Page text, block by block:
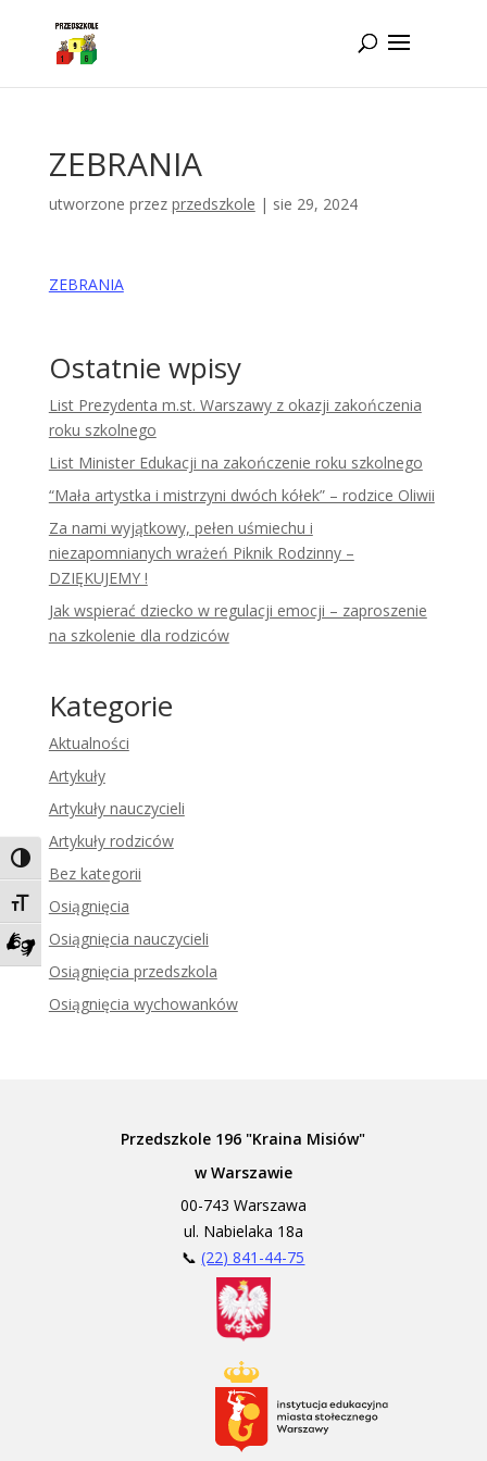
Toggle High Contrast
Toggle Font size
Zadzwoń do tłumacza języka migowego
ZEBRANIA
utworzone przez przedszkole | sie 29, 2024
ZEBRANIA
Ostatnie wpisy
List Prezydenta m.st. Warszawy z okazji zakończenia
roku szkolnego
List Minister Edukacji na zakończenie roku szkolnego
“Mała artystka i mistrzyni dwóch kółek” – rodzice Oliwii
Za nami wyjątkowy, pełen uśmiechu i
niezapomnianych wrażeń Piknik Rodzinny –
DZIĘKUJEMY !
Jak wspierać dziecko w regulacji emocji – zaproszenie
na szkolenie dla rodziców
Kategorie
Aktualności
Artykuły
Artykuły nauczycieli
Artykuły rodziców
Bez kategorii
Osiągnięcia
Osiągnięcia nauczycieli
Osiągnięcia przedszkola
Osiągnięcia wychowanków
Przedszkole 196 "Kraina Misiów"
w Warszawie
00-743 Warszawa
ul. Nabielaka 18a
📞(22) 841-44-75